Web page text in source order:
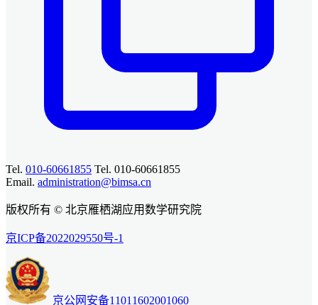
Tel. 010-60661855 Tel. 010-60661855
Email. administration@bimsa.cn
版权所有 © 北京雁栖湖应用数学研究院
京ICP备2022029550号-1
京公网安备11011602001060